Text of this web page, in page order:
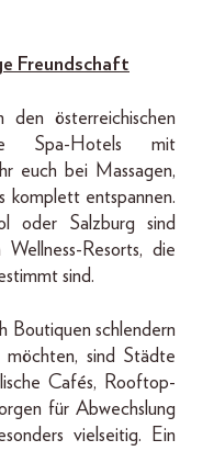
Freundschaft
österreichischen
Spa-Hotels mit
euch bei Massagen,
komplett entspannen.
oder Salzburg sind
Resorts, die
sind.
Boutiquen schlendern
sind Städte
Cafés, Rooftop-
für Abwechslung
vielseitig. Ein